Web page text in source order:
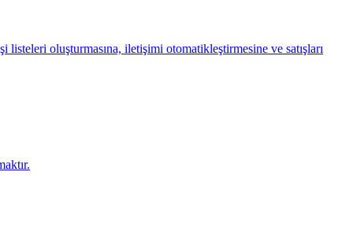
oluşturmasına, iletişimi otomatikleştirmesine ve satışları